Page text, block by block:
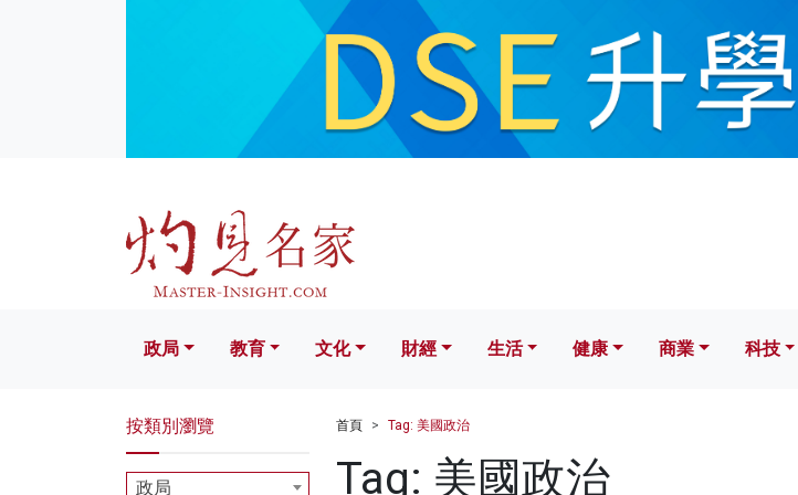
文化 財經 生活 健康 科技
政局 教育 文化 財經 生活 健康 商業 科技
首頁 Tag: 美國政治
Tag: 美國政治
按類別瀏覽
政局